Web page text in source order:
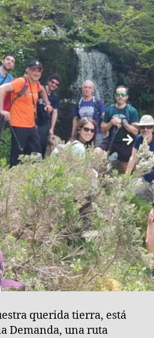
2024
Salida
por
la
Sierra
de
la
Demanda
y
sus
dosmiles
(La
Rioja)
querida tierra, está
Demanda, una ruta